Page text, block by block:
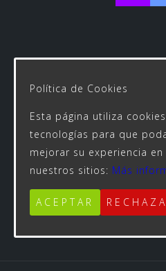
Avenida de las Rosas
955 623
Política de Cookies
Esta página utiliza
tecnologías para que
mejorar su experiencia en
nuestros sitios: Más
ACEPTAR